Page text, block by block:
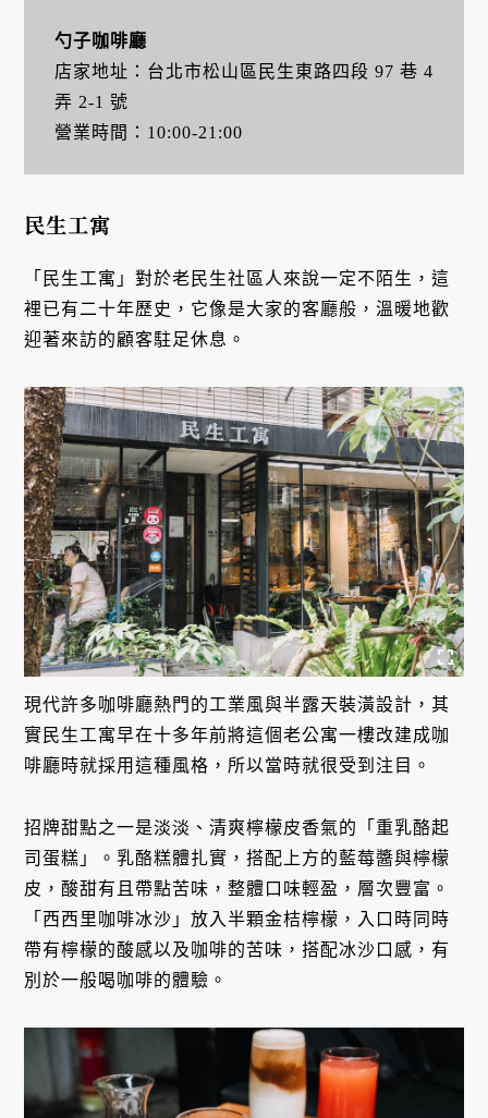
勺子咖啡廳
店家地址：台北市松山區民生東路四段 97 巷 4
弄 2-1 號
營業時間：10:00-21:00
民生工寓
「民生工寓」對於老民生社區人來說一定不陌生，這
裡已有二十年歷史，它像是大家的客廳般，溫暖地歡
迎著來訪的顧客駐足休息。
現代許多咖啡廳熱門的工業風與半露天裝潢設計，其
實民生工寓早在十多年前將這個老公寓一樓改建成咖
啡廳時就採用這種風格，所以當時就很受到注目。
招牌甜點之一是淡淡、清爽檸檬皮香氣的「重乳酪起
司蛋糕」。乳酪糕體扎實，搭配上方的藍莓醬與檸檬
皮，酸甜有且帶點苦味，整體口味輕盈，層次豐富。
「西西里咖啡冰沙」放入半顆金桔檸檬，入口時同時
帶有檸檬的酸感以及咖啡的苦味，搭配冰沙口感，有
別於一般喝咖啡的體驗。